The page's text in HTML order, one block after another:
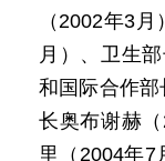
（2002年3
月）、卫生
和国际合作
长奥布谢赫
里（2004年7